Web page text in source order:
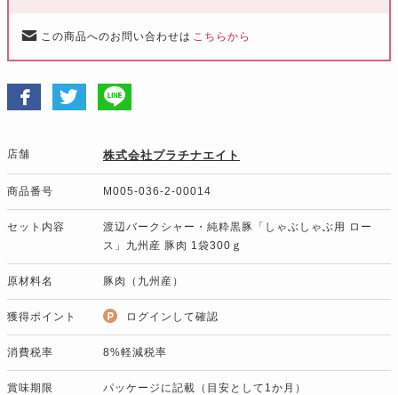
この商品へのお問い合わせは こちらから
店舗 株式会社プラチナエイト
商品番号 M005-036-2-00014
セット内容
渡辺バークシャー・純粋黒豚「しゃぶしゃぶ用 ロー
ス」九州産 豚肉 1袋300ｇ
原材料名 豚肉（九州産）
獲得ポイント ログインして確認
消費税率 8%軽減税率
賞味期限 パッケージに記載（目安として1か月）